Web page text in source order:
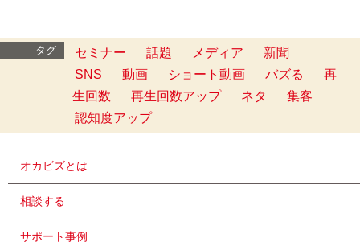
タグ セミナー 話題 メディア
新聞
SNS
動画 ショート動画 バズる
再
生回数
再生回数アップ ネタ
集客
認知度アップ
オカビズとは
相談する
サポート事例